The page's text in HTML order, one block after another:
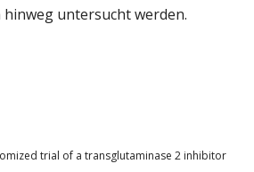
untersucht werden.
trial of a transglutaminase 2 inhibitor